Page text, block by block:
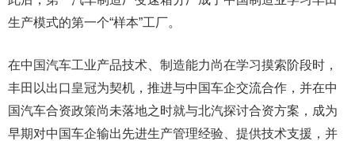
生产模式的第一个“样本”工厂。
在中国汽车工业产品技术、制造能力尚在学习摸索阶段时，
丰田以出口皇冠为契机，推进与中国车企交流合作，并在中
国汽车合资政策尚未落地之时就与北汽探讨合资方案，成为
早期对中国车企输出先进生产管理经验、提供技术支援，并